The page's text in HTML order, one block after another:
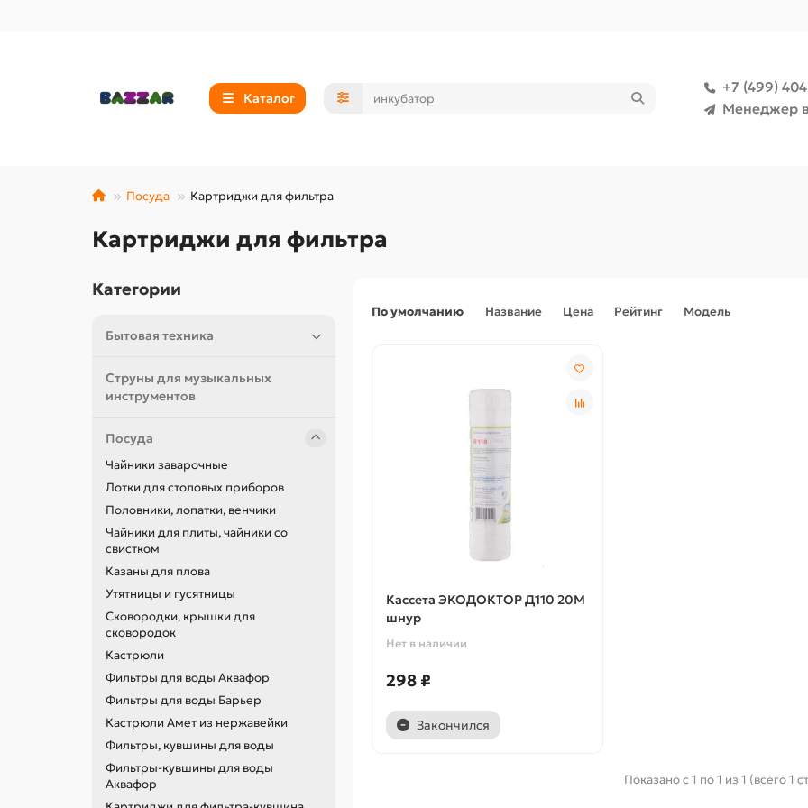
Каталог
+7 (499)
Менеджер
Посуда Картриджи для фильтра
Картриджи для фильтра
Категории
Бытовая техника
Струны для музыкальных
инструментов
Посуда
Чайники заварочные
Лотки для столовых приборов
Половники, лопатки, венчики
Чайники для плиты, чайники со
свистком
Казаны для плова
Утятницы и гусятницы
Сковородки, крышки для
сковородок
Кастрюли
Фильтры для воды Аквафор
Фильтры для воды Барьер
Кастрюли Амет из нержавейки
Фильтры, кувшины для воды
Фильтры-кувшины для воды
Аквафор
По умолчанию Название Цена Рейтинг Модель
Кассета ЭКОДОКТОР Д110 20М
шнур
Нет в наличии
298 ₽
Закончился
Показано с 1 по 1 из 1 (всего 1